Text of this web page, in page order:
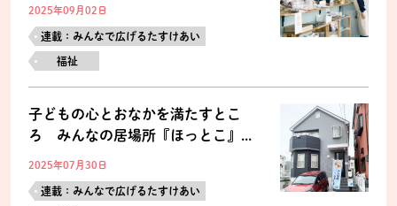
2025年09月02日
連載：みんなで広げるたすけあい
福祉
子どもの心とおなかを満たすとこ
ろ みんなの居場所『ほっとこ』...
2025年07月30日
連載：みんなで広げるたすけあい